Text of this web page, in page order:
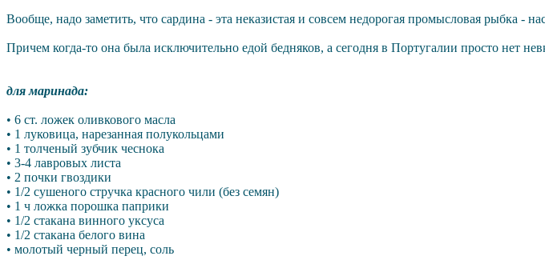
Вообще, надо заметить, что сардина - эта неказистая и совсем недорогая промысловая рыбка -
Причем когда-то она была исключительно едой бедняков, а сегодня в Португалии просто нет
для маринада:
• 6 ст. ложек оливкового масла
• 1 луковица, нарезанная полукольцами
• 1 толченый зубчик чеснока
• 3-4 лавровых листа
• 2 почки гвоздики
• 1/2 сушеного стручка красного чили (без семян)
• 1 ч ложка порошка паприки
• 1/2 стакана винного уксуса
• 1/2 стакана белого вина
• молотый черный перец, соль